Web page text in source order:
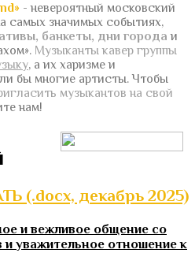
- невероятный московский
самых значимых событиях,
банкеты, дни города и
Музыканты кавер группы
, а их харизме и
бы многие артисты.Чтобы
музыкантов на свой
нам!
(.docx, декабрь 2025)
и вежливое общение со
уважительное отношение к